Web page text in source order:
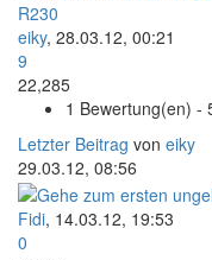
R230
eiky, 28.03.12, 00:21
9
22,285
1 Bewertung(en) -
Letzter Beitrag von eiky
29.03.12, 08:56
Fidi, 14.03.12, 19:53
0